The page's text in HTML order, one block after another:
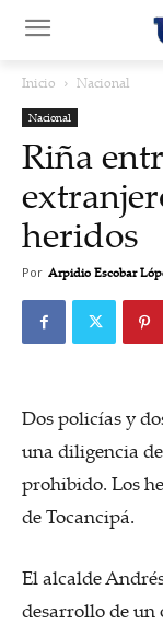
Inicio Nacional
Nacional
Riña
heridos
Por Arpidio Escobar
Dos policías y
una diligencia
prohibido. Los
de Tocancipá.
El alcalde
desarrollo de un